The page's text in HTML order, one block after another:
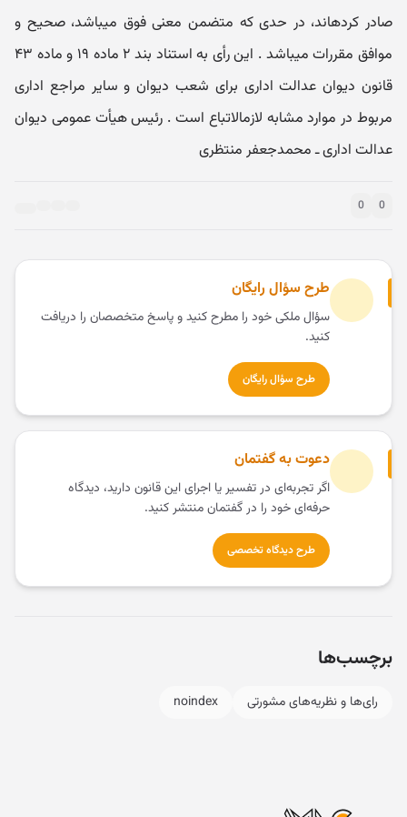
0
0
طرح سؤال رایگان
سؤال ملکی خود را مطرح کنید و پاسخ متخصصان را دریافت
کنید.
طرح سؤال رایگان
دعوت به گفتمان
اگر تجربه‌ای در تفسیر یا اجرای این قانون دارید، دیدگاه
حرفه‌ای خود را در گفتمان منتشر کنید.
طرح دیدگاه تخصصی
برچسب‌ها
رای‌ها و نظریه‌های مشورتی noindex